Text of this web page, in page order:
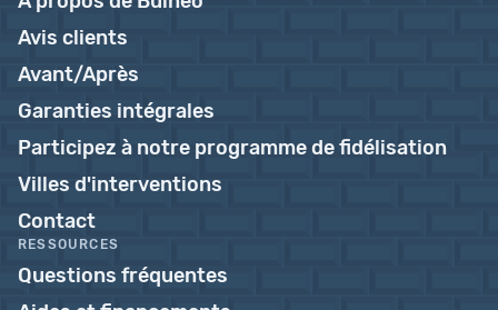
Avis clients
Avant/Après
Garanties intégrales
Participez à notre programme de fidélisation
Villes d'interventions
Contact
RESSOURCES
Questions fréquentes